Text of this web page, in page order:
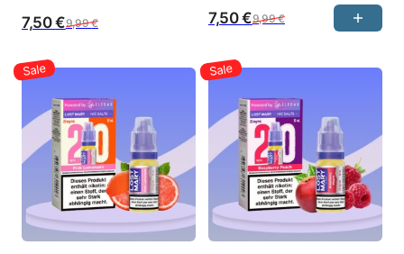
9,99€
7,50€ 9,99€
7,50€